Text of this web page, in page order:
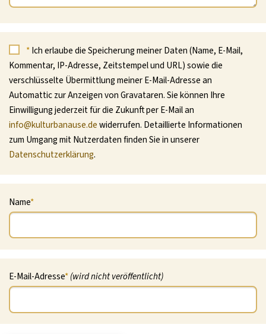
*Ich erlaube die Speicherung meiner Daten (Name, E-Mail,
Kommentar, IP-Adresse, Zeitstempel und URL) sowie die
verschlüsselte Übermittlung meiner E-Mail-Adresse an
Automattic zur Anzeigen von Gravataren. Sie können Ihre
Einwilligung jederzeit für die Zukunft per E-Mail an
info@kulturbanause.dewiderrufen. Detaillierte Informationen
zum Umgang mit Nutzerdaten finden Sie in unserer
Datenschutzerklärung.
Name*
E-Mail-Adresse*(wird nicht veröffentlicht)